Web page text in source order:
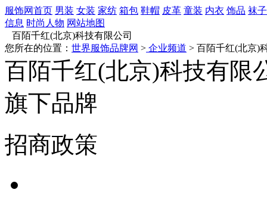
服饰网首页 男装 女装 家纺 箱包 鞋帽 皮革 童装 内衣 饰品 袜子
信息 时尚人物 网站地图
百陌千红(北京)科技有限公司
您所在的位置： 世界服饰品牌网 > 企业频道 > 百陌千红(北京)
百陌千红(北京)科技有限
旗下品牌
招商政策